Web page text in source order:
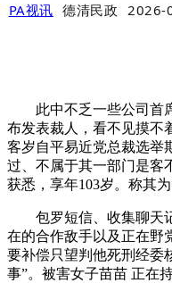
PA视讯 德清民政 2026-
此中不乏一些公司首席
布发表裁人，看不见摸不
客岁自平易近党总裁选举
过、不属于其一部门是客
获悉，享年103岁。称其为
包罗短信、收集聊天记
在的合作敌手以及正在野
要补偿只望判他死刑经委
事”。被害女子苗苗 正在